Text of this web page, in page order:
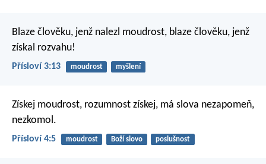
Blaze člověku, jenž nalezl moudrost, blaze člověku, jenž
získal rozvahu!
Přísloví 3:13 moudrost myšlení
Získej moudrost, rozumnost získej, má slova nezapomeň,
nezkomol.
Přísloví 4:5 moudrost Boží slovo poslušnost